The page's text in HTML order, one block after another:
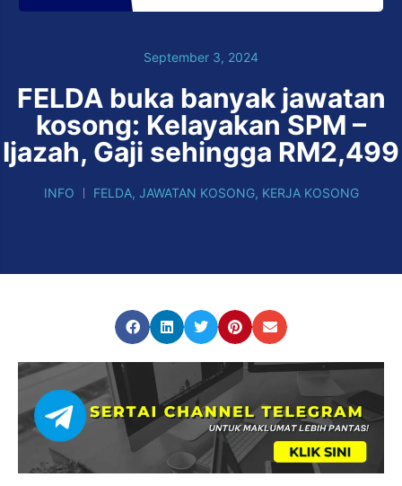
September 3, 2024
FELDA buka banyak jawatan
kosong: Kelayakan SPM –
Ijazah, Gaji sehingga RM2,499
INFO FELDA, JAWATAN KOSONG, KERJA KOSONG